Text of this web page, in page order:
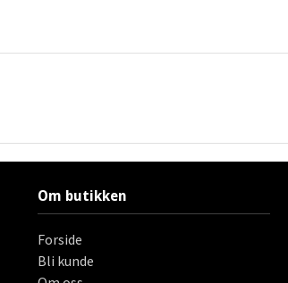
Om butikken
Forside
Bli kunde